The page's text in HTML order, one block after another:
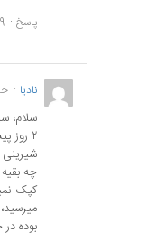
پاسخ
نادیا
سلام،
۲
چه
کپک
بوده